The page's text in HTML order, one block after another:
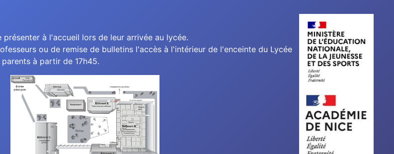
à l'accueil lors de leur arrivée au lycée.
ou de remise de bulletins l'accès à l'intérieur de l'enceinte du Lycée
à partir de 17h45.